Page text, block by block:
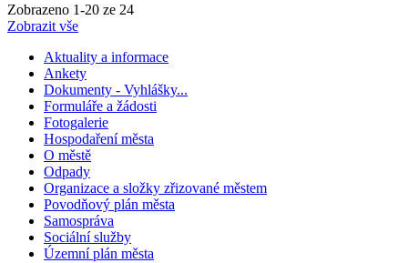
Zobrazeno 1-20 ze 24
Zobrazit vše
Aktuality a informace
Ankety
Dokumenty - Vyhlášky...
Formuláře a žádosti
Fotogalerie
Hospodaření města
O městě
Odpady
Organizace a složky zřizované městem
Povodňový plán města
Samospráva
Sociální služby
Územní plán města